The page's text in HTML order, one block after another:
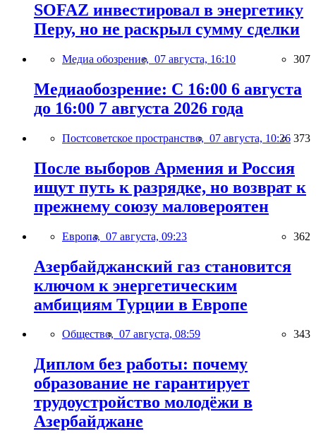
SOFAZ инвестировал в энергетику
Перу, но не раскрыл сумму сделки
Медиа обозрение, 07 августа, 16:10 307
Медиаобозрение: С 16:00 6 августа
до 16:00 7 августа 2026 года
Постсоветское пространство, 07 августа, 10:26 373
После выборов Армения и Россия
ищут путь к разрядке, но возврат к
прежнему союзу маловероятен
Европа, 07 августа, 09:23 362
Азербайджанский газ становится
ключом к энергетическим
амбициям Турции в Европе
Общество, 07 августа, 08:59 343
Диплом без работы: почему
образование не гарантирует
трудоустройство молодёжи в
Азербайджане